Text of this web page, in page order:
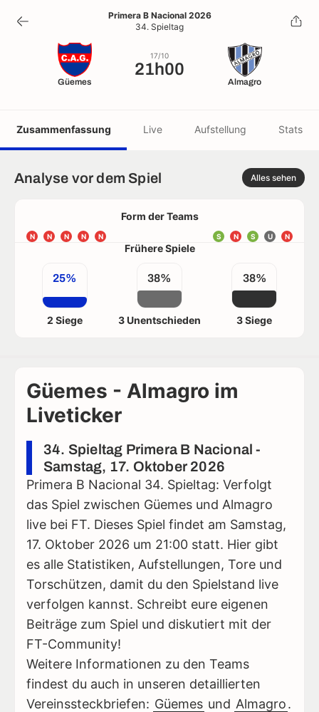
21h00
17/10
Primera B Nacional 2026
34. Spieltag
Güemes
17/10
21h00
Almagro
Zusammenfassung Live Aufstellung Stats
Analyse vor dem Spiel Alles sehen
Form der Teams
N N N N N N
U
S
N
S
Frühere Spiele
25%
2 Siege
38%
3 Unentschieden
38%
3 Siege
Güemes - Almagro im
Liveticker
34. Spieltag Primera B Nacional -
Samstag, 17. Oktober 2026
Primera B Nacional 34. Spieltag: Verfolgt
das Spiel zwischen Güemes und Almagro
live bei FT. Dieses Spiel findet am Samstag,
17. Oktober 2026 um 21:00 statt. Hier gibt
es alle Statistiken, Aufstellungen, Tore und
Torschützen, damit du den Spielstand live
verfolgen kannst. Schreibt eure eigenen
Beiträge zum Spiel und diskutiert mit der
FT-Community!
Weitere Informationen zu den Teams
findest du auch in unseren detaillierten
Vereinssteckbriefen: Güemes und Almagro.